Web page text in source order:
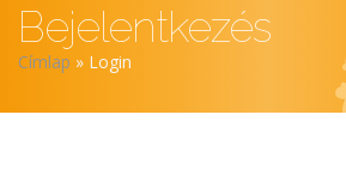
Bejelentkezés
Morzsa
Címlap Login